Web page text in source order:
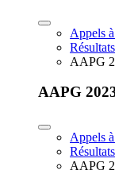
Appels
AAPG
AAPG
Appels
AAPG